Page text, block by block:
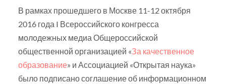
В рамках прошедшего в Москве 11-12 октября
2016 года I Всероссийского конгресса
молодежных медиа Общероссийской
общественной организацией «За качественное
образование» и Ассоциацией «Открытая наука»
было подписано соглашение об информационном